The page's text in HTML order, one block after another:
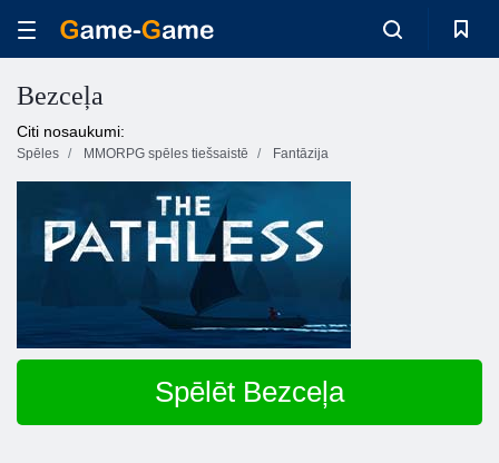
Bezceļa
Citi nosaukumi:
Spēles MMORPG spēles tiešsaistē Fantāzija
Spēlēt Bezceļa